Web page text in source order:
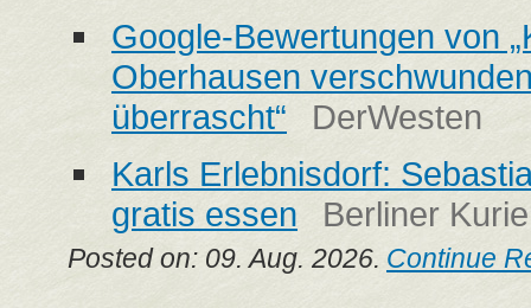
Google-Bewertungen von
Oberhausen
überrascht“
DerWesten
Karls Erlebnisdorf:
gratis essen
Berliner
Posted on: 09. Aug. 2026. Continue